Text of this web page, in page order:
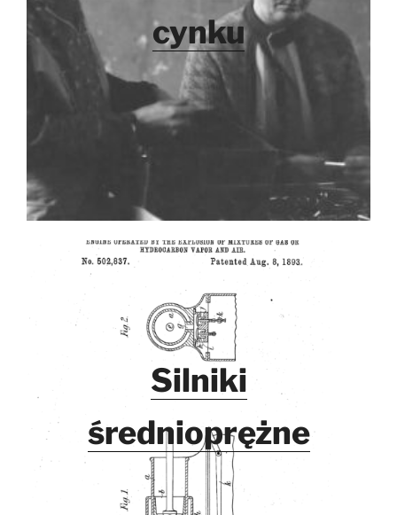
cynku
Silniki
średnioprężne